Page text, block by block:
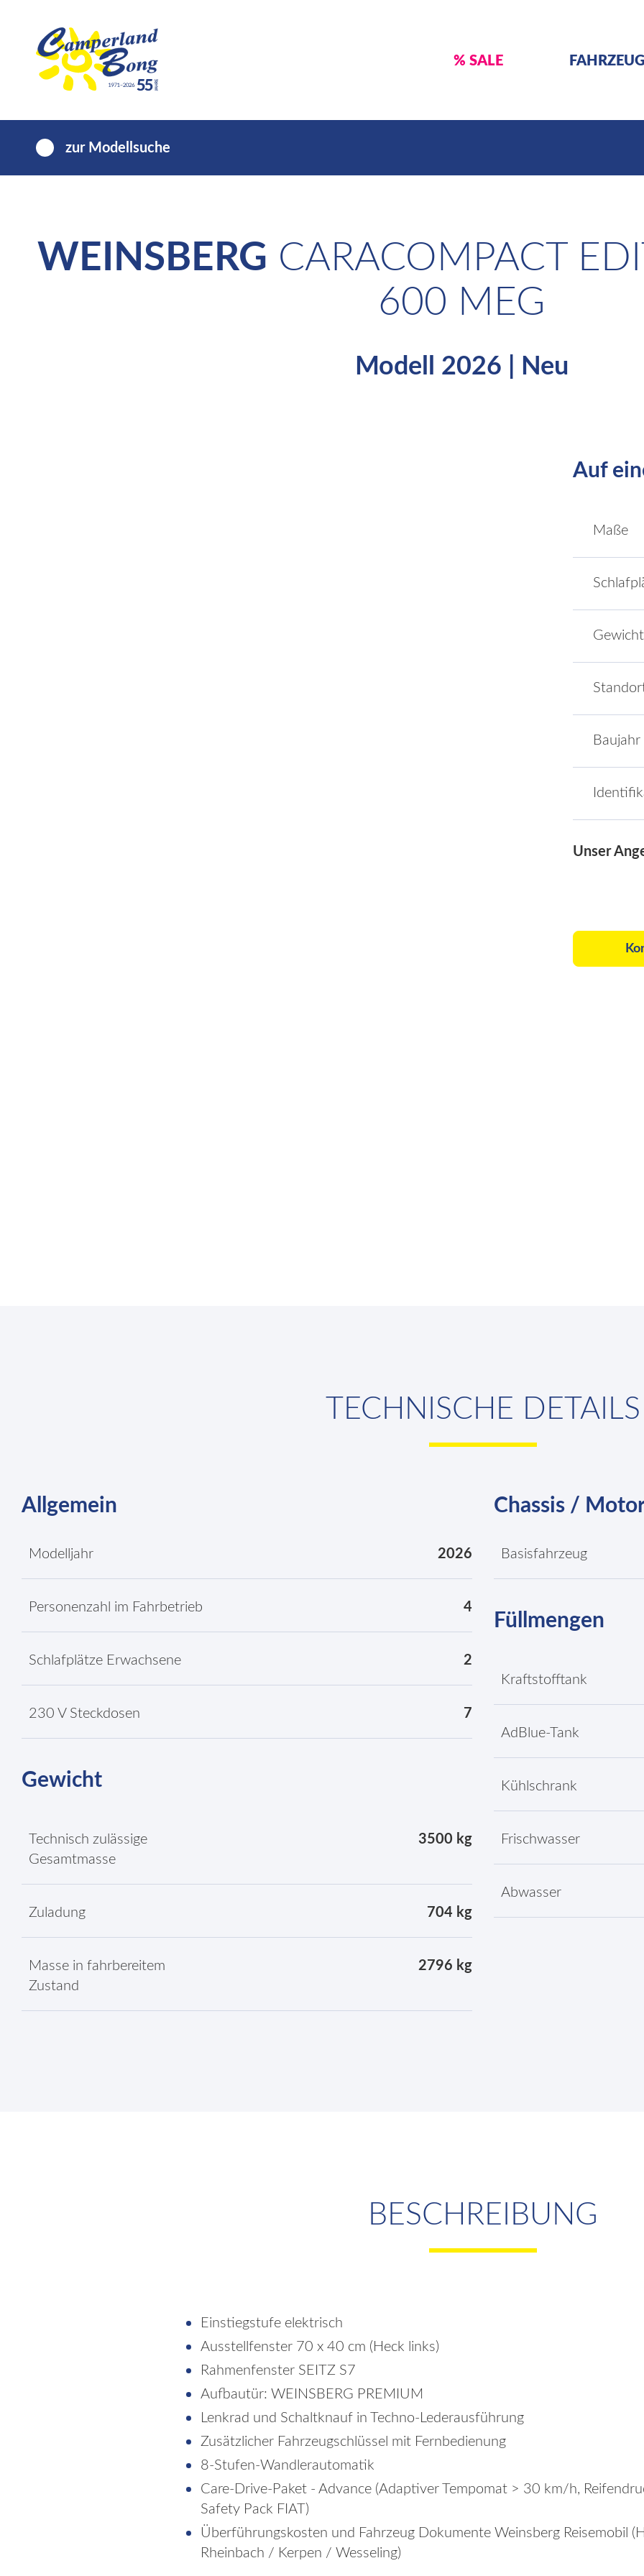
% SALE
zur Modellsuche
WEINSBERG CARACOMPACT
600 MEG
Modell 2026 | Neu
Auf
Maße
Gewicht
Baujahr
Unser
TECHNISCHE DETAILS
Allgemein
Modelljahr 2026
Personenzahl im Fahrbetrieb 4
Schlafplätze Erwachsene 2
230 V Steckdosen 7
Gewicht
Technisch zulässige
Gesamtmasse
3500 kg
Zuladung 704 kg
Masse in fahrbereitem
Zustand
2796 kg
Chassis /
Basisfahrzeug
Füllmengen
Kraftstofftank
AdBlue-Tank
Kühlschrank
Frischwasser
Abwasser
BESCHREIBUNG
Einstiegstufe elektrisch
Ausstellfenster 70 x 40 cm (Heck links)
Rahmenfenster SEITZ S7
Aufbautür: WEINSBERG PREMIUM
Lenkrad und Schaltknauf in Techno-Lederausführung
Zusätzlicher Fahrzeugschlüssel mit Fernbedienung
8-Stufen-Wandlerautomatik
Care-Drive-Paket - Advance (Adaptiver Tempomat > 30 km/h,
Safety Pack FIAT)
Überführungskosten und Fahrzeug Dokumente Weinsberg Reisemobil
Rheinbach / Kerpen / Wesseling)